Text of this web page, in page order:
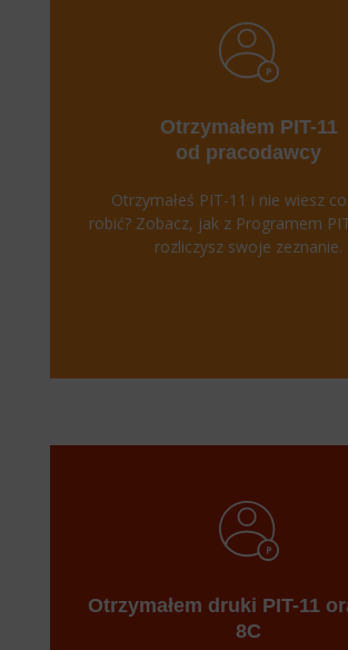
Otrzymałem PIT-11
od pracodawcy
Otrzymałeś PIT-11 i nie wiesz
robić? Zobacz, jak z Programem
rozliczysz swoje zeznanie.
Otrzymałem druki PIT-11
8C